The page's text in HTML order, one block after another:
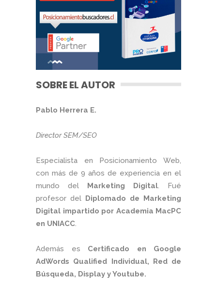
SOBRE EL AUTOR
Pablo Herrera E.
Director SEM/SEO
Especialista en Posicionamiento Web,
con más de 9 años de experiencia en el
mundo del Marketing Digital. Fué
profesor del Diplomado de Marketing
Digital impartido por Academia MacPC
en UNIACC.
Además es Certificado en Google
AdWords Qualified Individual, Red de
Búsqueda, Display y Youtube.